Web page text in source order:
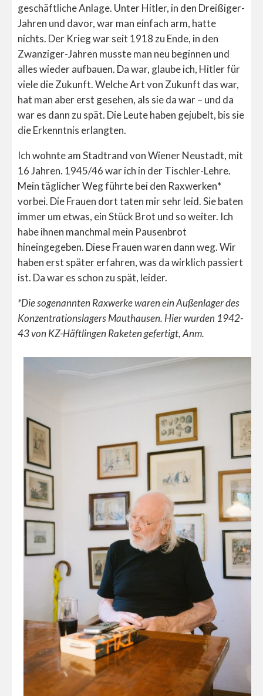
geschäftliche Anlage. Unter Hitler, in den Dreißiger-
Jahren und davor, war man einfach arm, hatte
nichts. Der Krieg war seit 1918 zu Ende, in den
Zwanziger-Jahren musste man neu beginnen und
alles wieder aufbauen. Da war, glaube ich, Hitler für
viele die Zukunft. Welche Art von Zukunft das war,
hat man aber erst gesehen, als sie da war – und da
war es dann zu spät. Die Leute haben gejubelt, bis sie
die Erkenntnis erlangten.
Ich wohnte am Stadtrand von Wiener Neustadt, mit
16 Jahren. 1945/46 war ich in der Tischler-Lehre.
Mein täglicher Weg führte bei den Raxwerken*
vorbei. Die Frauen dort taten mir sehr leid. Sie baten
immer um etwas, ein Stück Brot und so weiter. Ich
habe ihnen manchmal mein Pausenbrot
hineingegeben. Diese Frauen waren dann weg. Wir
haben erst später erfahren, was da wirklich passiert
ist. Da war es schon zu spät, leider.
*Die sogenannten Raxwerke waren ein Außenlager des
Konzentrationslagers Mauthausen. Hier wurden 1942-
43 von KZ-Häftlingen Raketen gefertigt, Anm.